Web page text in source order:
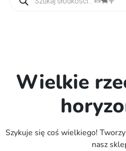
Wielkie
Szykuje się coś wielkiego!
nasz